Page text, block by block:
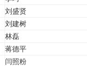
刘盛贤
刘建树
林磊
蒋德平
闫照粉